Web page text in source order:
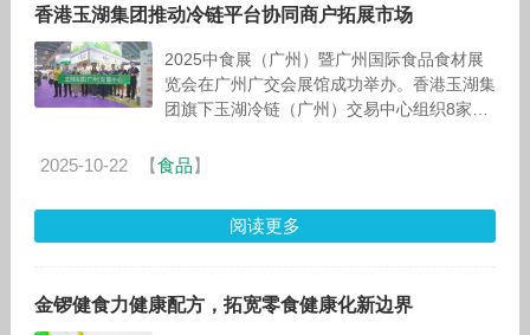
香港玉湖集团推动冷链平台协同商户拓展市场
2025中食展（广州）暨广州国际食品食材展
览会在广州广交会展馆成功举办。香港玉湖集
团旗下玉湖冷链（广州）交易中心组织8家园
品与高效冷链供应链服务，助力商户
2025-10-22 【食品】
阅读更多
金锣健食力健康配方，拓宽零食健康化新边界